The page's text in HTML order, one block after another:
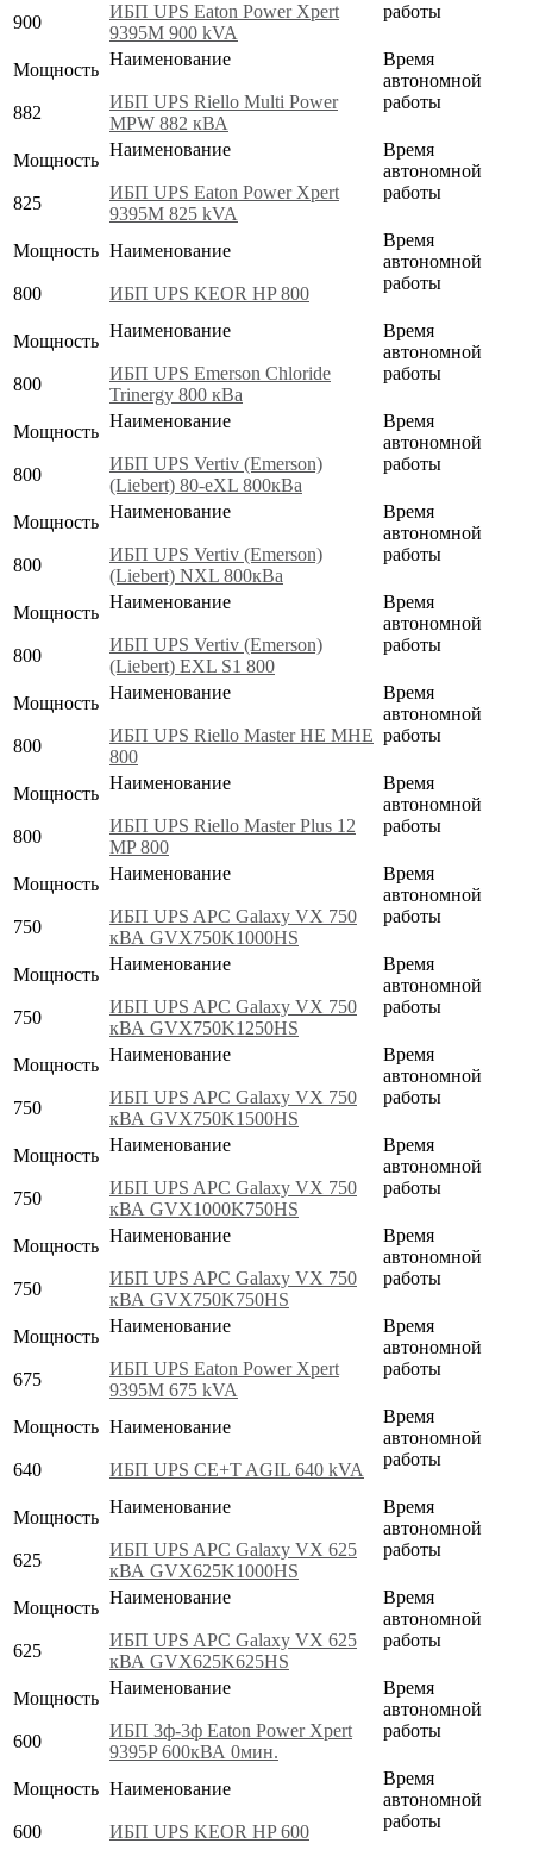
900
ИБП UPS Eaton Power Xpert
9395M 900 kVA
работы
Мощность
882
Наименование
ИБП UPS Riello Multi Power
MPW 882 кВА
Время
автономной
работы
Мощность
825
Наименование
ИБП UPS Eaton Power Xpert
9395M 825 kVA
Время
автономной
работы
Мощность
800
Наименование
ИБП UPS KEOR HP 800
Время
автономной
работы
Мощность
800
Наименование
ИБП UPS Emerson Chloride
Trinergy 800 кВа
Время
автономной
работы
Мощность
800
Наименование
ИБП UPS Vertiv (Emerson)
(Liebert) 80-eXL 800кВа
Время
автономной
работы
Мощность
800
Наименование
ИБП UPS Vertiv (Emerson)
(Liebert) NXL 800кВа
Время
автономной
работы
Мощность
800
Наименование
ИБП UPS Vertiv (Emerson)
(Liebert) EXL S1 800
Время
автономной
работы
Мощность
800
Наименование
ИБП UPS Riello Master HE MHE
800
Время
автономной
работы
Мощность
800
Наименование
ИБП UPS Riello Master Plus 12
MP 800
Время
автономной
работы
Мощность
750
Наименование
ИБП UPS APC Galaxy VX 750
кВА GVX750K1000HS
Время
автономной
работы
Мощность
750
Наименование
ИБП UPS APC Galaxy VX 750
кВА GVX750K1250HS
Время
автономной
работы
Мощность
750
Наименование
ИБП UPS APC Galaxy VX 750
кВА GVX750K1500HS
Время
автономной
работы
Мощность
750
Наименование
ИБП UPS APC Galaxy VX 750
кВА GVX1000K750HS
Время
автономной
работы
Мощность
750
Наименование
ИБП UPS APC Galaxy VX 750
кВА GVX750K750HS
Время
автономной
работы
Мощность
675
Наименование
ИБП UPS Eaton Power Xpert
9395M 675 kVA
Время
автономной
работы
Мощность
640
Наименование
ИБП UPS CE+T AGIL 640 kVA
Время
автономной
работы
Мощность
625
Наименование
ИБП UPS APC Galaxy VX 625
кВА GVX625K1000HS
Время
автономной
работы
Мощность
625
Наименование
ИБП UPS APC Galaxy VX 625
кВА GVX625K625HS
Время
автономной
работы
Мощность
600
Наименование
ИБП 3ф-3ф Eaton Power Xpert
9395P 600кВА 0мин.
Время
автономной
работы
Мощность
600
Наименование
ИБП UPS KEOR HP 600
Время
автономной
работы